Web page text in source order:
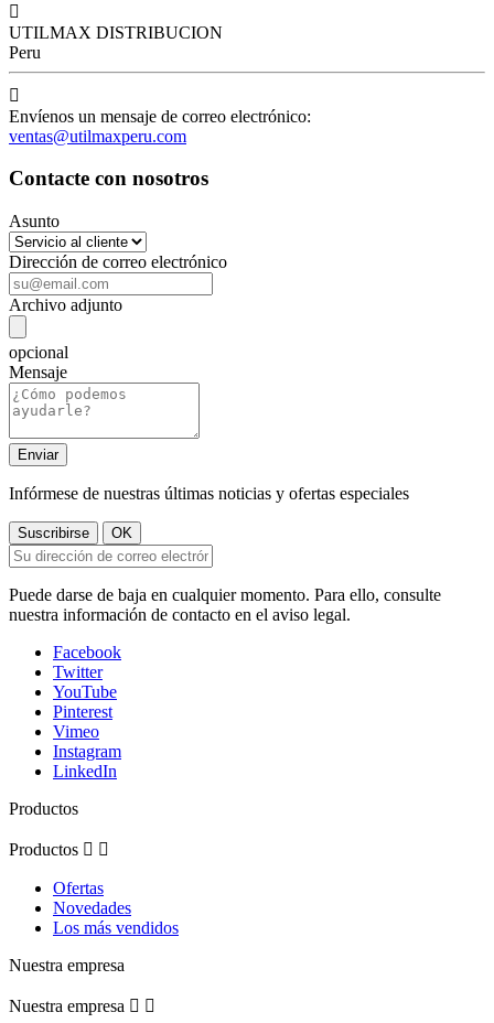

UTILMAX DISTRIBUCION
Peru

Envíenos un mensaje de correo electrónico:
ventas@utilmaxperu.com
Contacte con nosotros
Asunto
Dirección de correo electrónico
Archivo adjunto
opcional
Mensaje
Infórmese de nuestras últimas noticias y ofertas especiales
Puede darse de baja en cualquier momento. Para ello, consulte
nuestra información de contacto en el aviso legal.
Facebook
Twitter
YouTube
Pinterest
Vimeo
Instagram
LinkedIn
Productos
Productos  
Ofertas
Novedades
Los más vendidos
Nuestra empresa
Nuestra empresa  